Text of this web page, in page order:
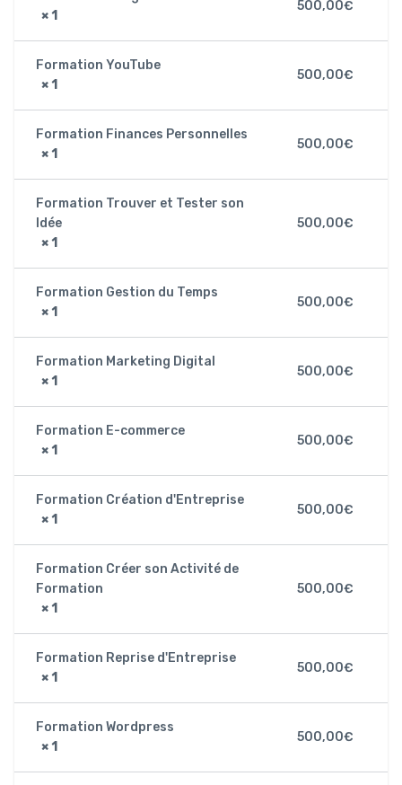
× 1
500,00€
Formation YouTube
× 1
500,00€
Formation Finances Personnelles
× 1
500,00€
Formation Trouver et Tester son
Idée
× 1
500,00€
Formation Gestion du Temps
× 1
500,00€
Formation Marketing Digital
× 1
500,00€
Formation E-commerce
× 1
500,00€
Formation Création d'Entreprise
× 1
500,00€
Formation Créer son Activité de
Formation
× 1
500,00€
Formation Reprise d'Entreprise
× 1
500,00€
Formation Wordpress
× 1
500,00€